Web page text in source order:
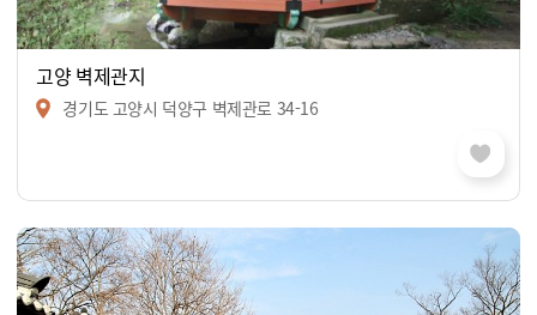
고양 벽제관지
경기도 고양시 덕양구 벽제관로 34-16